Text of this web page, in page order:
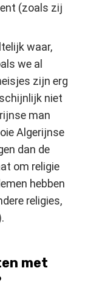
(zoals zij
waar,
we al
zijn erg
niet
man
Algerijnse
dan de
om religie
hebben
religies,
met